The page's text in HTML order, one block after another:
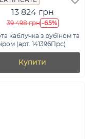
13 824 грн
39 498 грн -65%
каблучка з рубіном та
(арт. 141396Прс)
Купити